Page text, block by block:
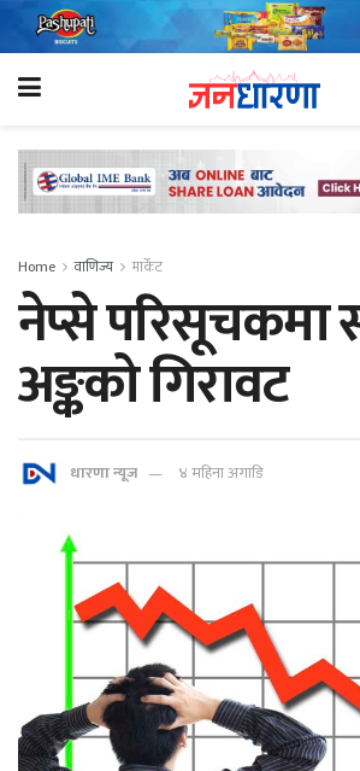
Home वाणिज्य मार्केट
नेप्से परिसूचकमा
अङ्कको गिरावट
धारणा न्यूज ४ महिना अगाडि